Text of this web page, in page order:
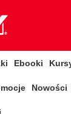
Ebooki
Nowości